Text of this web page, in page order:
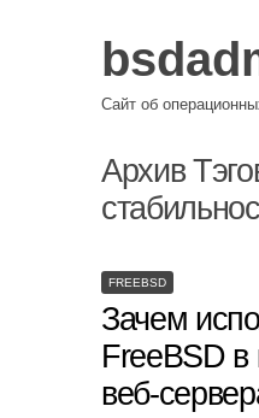
Сайт об
Архив
FREEBSD
Зачем
FreeBSD в
веб-